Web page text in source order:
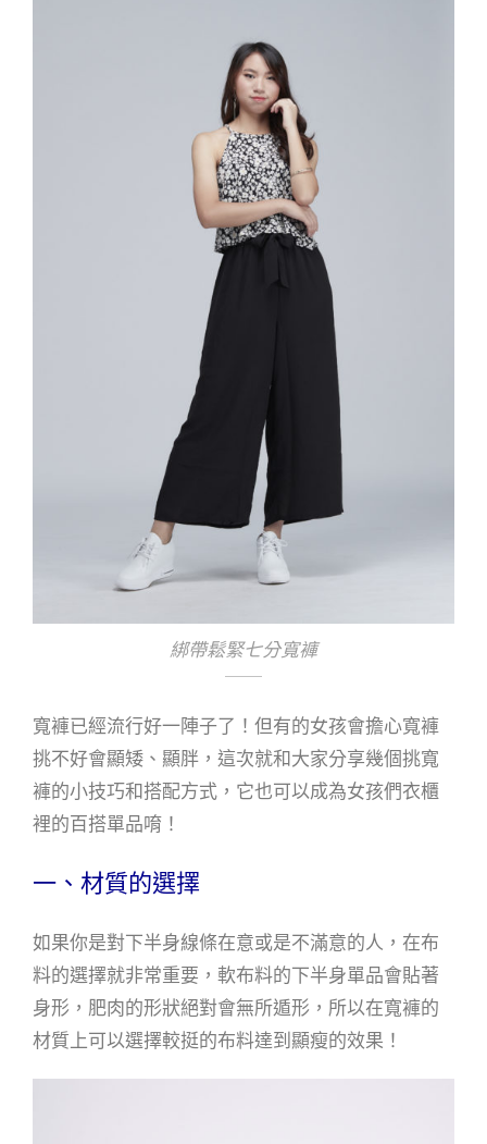
綁帶鬆緊七分寬褲
寬褲已經流行好一陣子了！但有的女孩會擔心寬褲
挑不好會顯矮、顯胖，這次就和大家分享幾個挑寬
褲的小技巧和搭配方式，它也可以成為女孩們衣櫃
裡的百搭單品唷！
一、材質的選擇
如果你是對下半身線條在意或是不滿意的人，在布
料的選擇就非常重要，軟布料的下半身單品會貼著
身形，肥肉的形狀絕對會無所遁形，所以在寬褲的
材質上可以選擇較挺的布料達到顯瘦的效果！